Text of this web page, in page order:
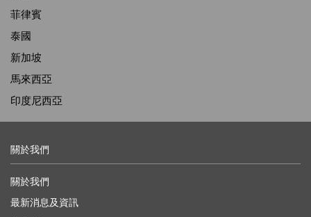
菲律賓
泰國
新加坡
馬來西亞
印度尼西亞
關於我們
關於我們
最新消息及資訊